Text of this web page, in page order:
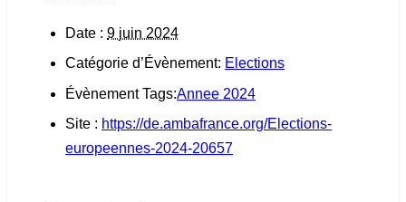
Date : 9 juin 2024
Catégorie d’Évènement: Elections
Évènement Tags:Annee 2024
Site : https://de.ambafrance.org/Elections-
europeennes-2024-20657